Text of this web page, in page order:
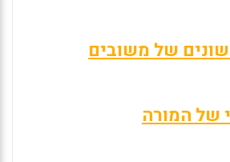
של משובים
של המורה